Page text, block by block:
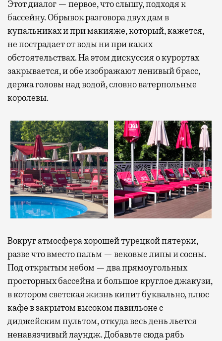
Этот диалог — первое, что слышу, подходя к
бассейну. Обрывок разговора двух дам в
купальниках и при макияже, который, кажется,
не пострадает от воды ни при каких
обстоятельствах. На этом дискуссия о курортах
закрывается, и обе изображают ленивый брасс,
держа головы над водой, словно ватерпольные
королевы.
Вокруг атмосфера хорошей турецкой пятерки,
разве что вместо пальм — вековые липы и сосны.
Под открытым небом — два прямоугольных
просторных бассейна и большое круглое джакузи,
в котором светская жизнь кипит буквально, плюс
кафе в закрытом высоком павильоне с
диджейским пультом, откуда весь день льется
ненавязчивый лаундж. Добавьте сюда рябь